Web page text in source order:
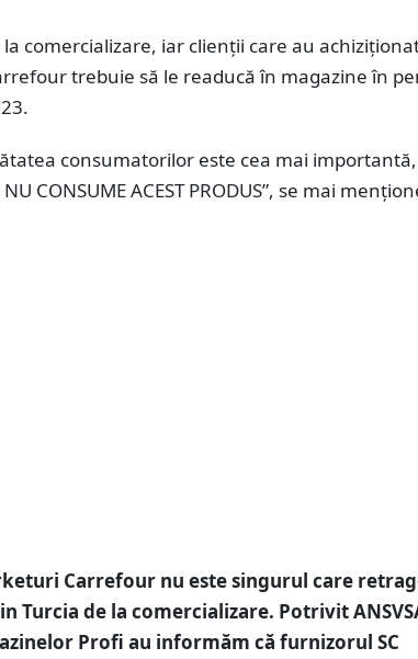
comercializare, iar clienții care au
trebuie să le readucă în magazine în
consumatorilor este cea mai importantă,
CONSUME ACEST PRODUS”, se mai
Carrefour nu este singurul care
Turcia de la comercializare. Potrivit
Profi au informăm că furnizorul SC